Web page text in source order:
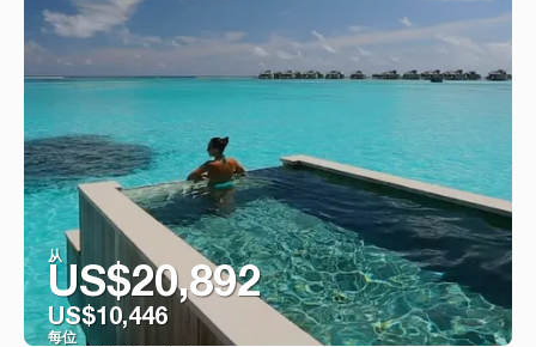
从
US$20,892
US$10,446
每位